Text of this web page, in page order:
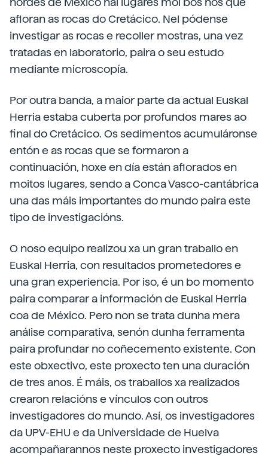
afloran as rocas do Cretácico. Nel pódense
investigar as rocas e recoller mostras, una vez
tratadas en laboratorio, paira o seu estudo
mediante microscopía.
Por outra banda, a maior parte da actual Euskal
Herria estaba cuberta por profundos mares ao
final do Cretácico. Os sedimentos acumuláronse
entón e as rocas que se formaron a
continuación, hoxe en día están aflorados en
moitos lugares, sendo a Conca Vasco-cantábrica
una das máis importantes do mundo paira este
tipo de investigacións.
O noso equipo realizou xa un gran traballo en
Euskal Herria, con resultados prometedores e
una gran experiencia. Por iso, é un bo momento
paira comparar a información de Euskal Herria
coa de México. Pero non se trata dunha mera
análise comparativa, senón dunha ferramenta
paira profundar no coñecemento existente. Con
este obxectivo, este proxecto ten una duración
de tres anos. É máis, os traballos xa realizados
crearon relacións e vínculos con outros
investigadores do mundo. Así, os investigadores
da UPV-EHU e da Universidade de Huelva
acompañarannos neste proxecto investigadores